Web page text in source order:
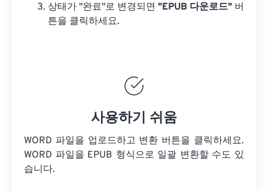
상태가 "완료"로 변경되면 "EPUB 다운로드" 버
튼을 클릭하세요.
사용하기 쉬움
WORD 파일을 업로드하고 변환 버튼을 클릭하세요.
WORD 파일을 EPUB 형식으로 일괄 변환할 수도 있
습니다.